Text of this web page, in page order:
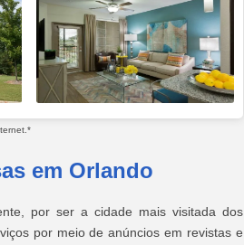
em Orlando
por ser a cidade mais visitada dos
por meio de anúncios em revistas e